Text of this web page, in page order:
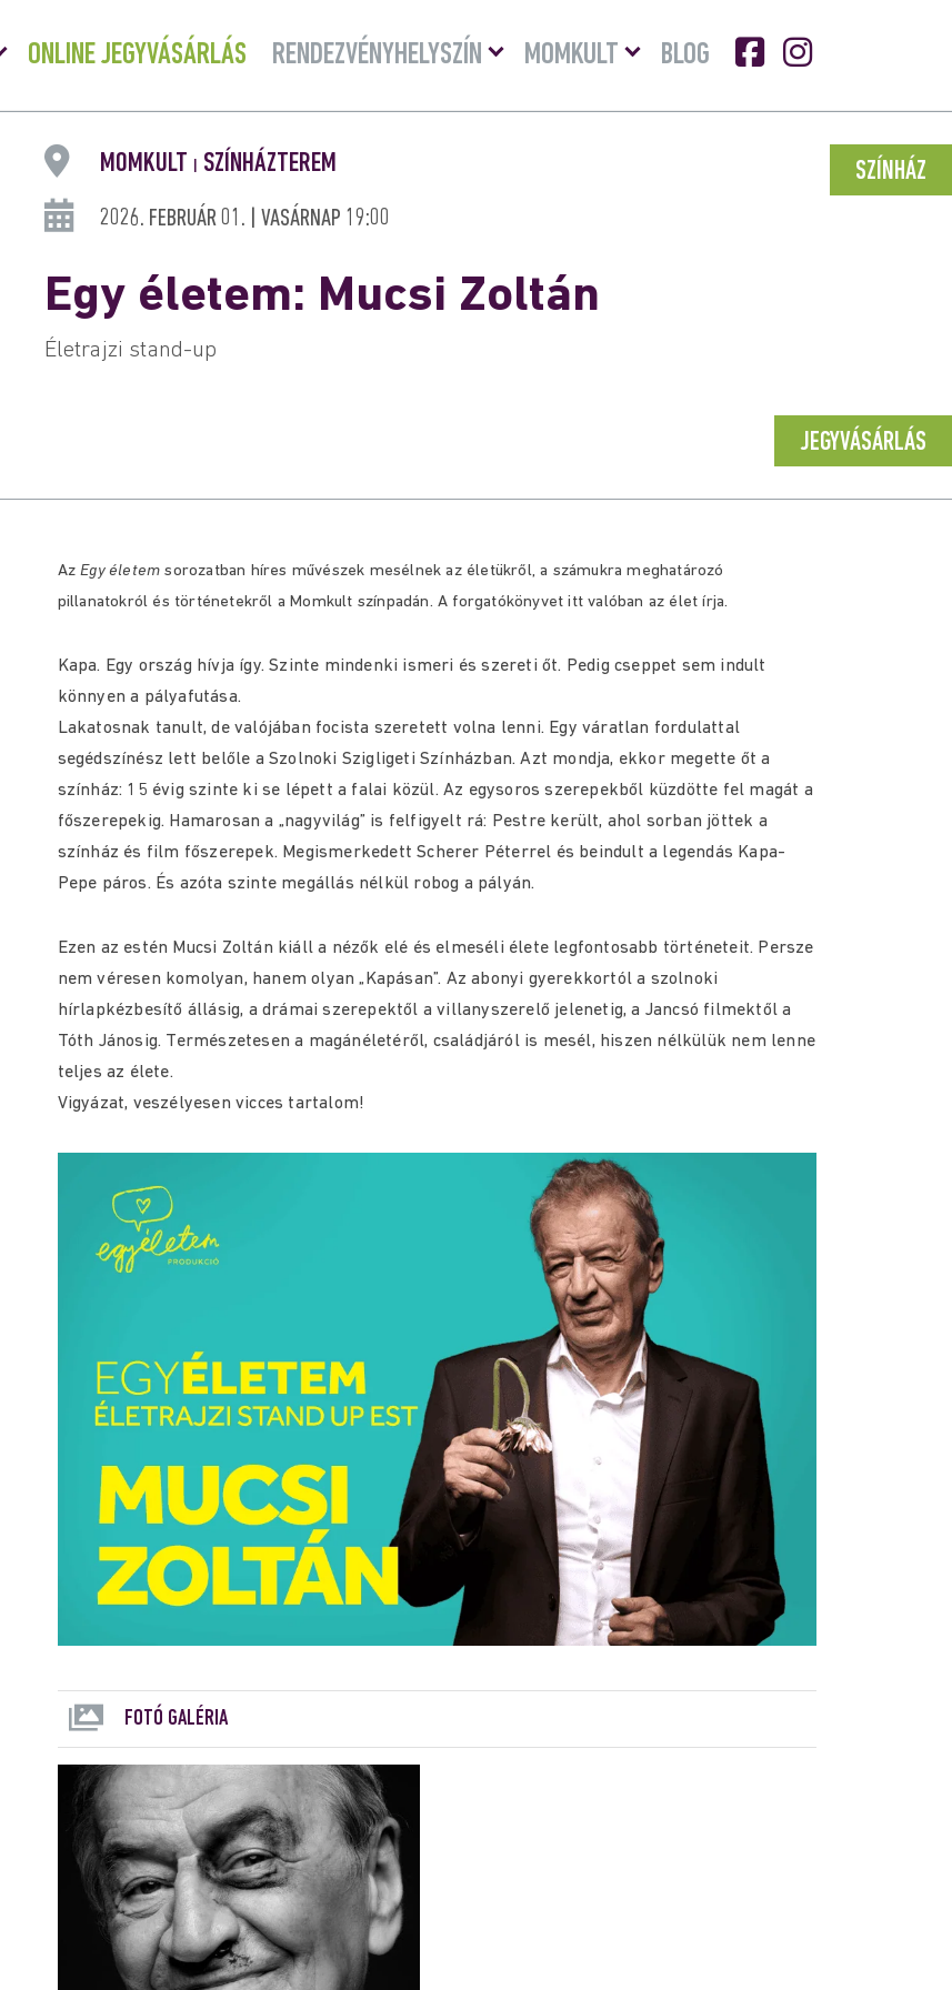
Menü
lenyitása
ONLINE JEGYVÁSÁRLÁS RENDEZVÉNYHELYSZÍN
Menü
lenyitásaMOMKULT
Menü
lenyitása
BLOG
SZÍNHÁZ
MOMKULT SZÍNHÁZTEREM
2026. FEBRUÁR 01. | VASÁRNAP 19:00
Egy életem: Mucsi Zoltán
Életrajzi stand-up
JEGYVÁSÁRLÁS
AzEgy életem sorozatban híres művészek mesélnek az életükről, a számukra meghatározó
pillanatokról és történetekről a Momkult színpadán. A forgatókönyvet itt valóban az élet írja.
Kapa. Egy ország hívja így. Szinte mindenki ismeri és szereti őt. Pedig cseppet sem indult
könnyen a pályafutása.
Lakatosnak tanult, de valójában focista szeretett volna lenni. Egy váratlan fordulattal
segédszínész lett belőle a Szolnoki Szigligeti Színházban. Azt mondja, ekkor megette őt a
színház: 15 évig szinte ki se lépett a falai közül. Az egysoros szerepekből küzdötte fel magát a
főszerepekig. Hamarosan a „nagyvilág” is felfigyelt rá: Pestre került, ahol sorban jöttek a
színház és film főszerepek. Megismerkedett Scherer Péterrel és beindult a legendás Kapa-
Pepe páros. És azóta szinte megállás nélkül robog a pályán.
Ezen az estén Mucsi Zoltán kiáll a nézők elé és elmeséli élete legfontosabb történeteit. Persze
nem véresen komolyan, hanem olyan „Kapásan”. Az abonyi gyerekkortól a szolnoki
hírlapkézbesítő állásig, a drámai szerepektől a villanyszerelő jelenetig, a Jancsó filmektől a
Tóth Jánosig. Természetesen a magánéletéről, családjáról is mesél, hiszen nélkülük nem lenne
teljes az élete.
Vigyázat, veszélyesen vicces tartalom!
FOTÓ GALÉRIA